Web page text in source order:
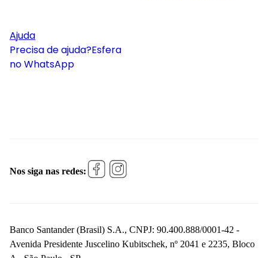
Ajuda
Precisa de ajuda?Esfera
no WhatsApp
Nos siga nas redes:
Banco Santander (Brasil) S.A., CNPJ: 90.400.888/0001-42 -
Avenida Presidente Juscelino Kubitschek, nº 2041 e 2235, Bloco